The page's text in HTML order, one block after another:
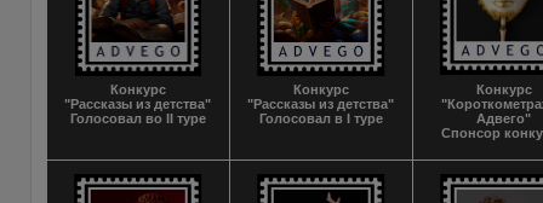
Конкурс
"Рассказы из детства"
Голосовал во II туре
Конкурс
"Рассказы из детства"
Голосовал в I туре
Конкурс
Адвего"
Спонсор